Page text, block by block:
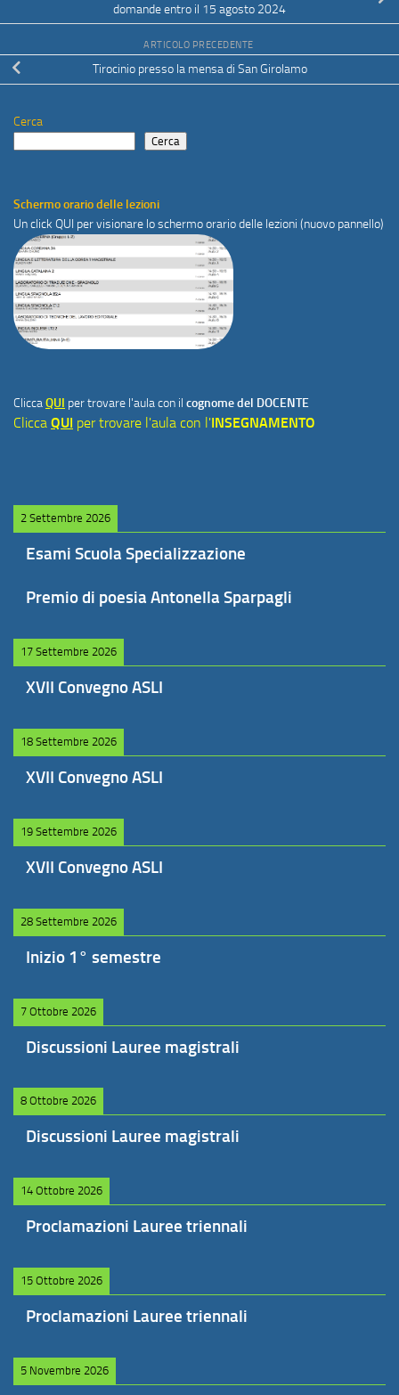
domande entro il 15 agosto 2024
ARTICOLO PRECEDENTE
Tirocinio presso la mensa di San Girolamo
Cerca
Cerca
Schermo orario delle lezioni
Un click QUI per visionare lo schermo orario delle lezioni (nuovo pannello)
CliccaQUI per trovare l'aula con il cognome del DOCENTE
Clicca QUI per trovare l'aula con l'INSEGNAMENTO
2 Settembre 2026
Esami Scuola Specializzazione
Premio di poesia Antonella Sparpagli
17 Settembre 2026
XVII Convegno ASLI
18 Settembre 2026
XVII Convegno ASLI
19 Settembre 2026
XVII Convegno ASLI
28 Settembre 2026
Inizio 1° semestre
7 Ottobre 2026
Discussioni Lauree magistrali
8 Ottobre 2026
Discussioni Lauree magistrali
14 Ottobre 2026
Proclamazioni Lauree triennali
15 Ottobre 2026
Proclamazioni Lauree triennali
5 Novembre 2026